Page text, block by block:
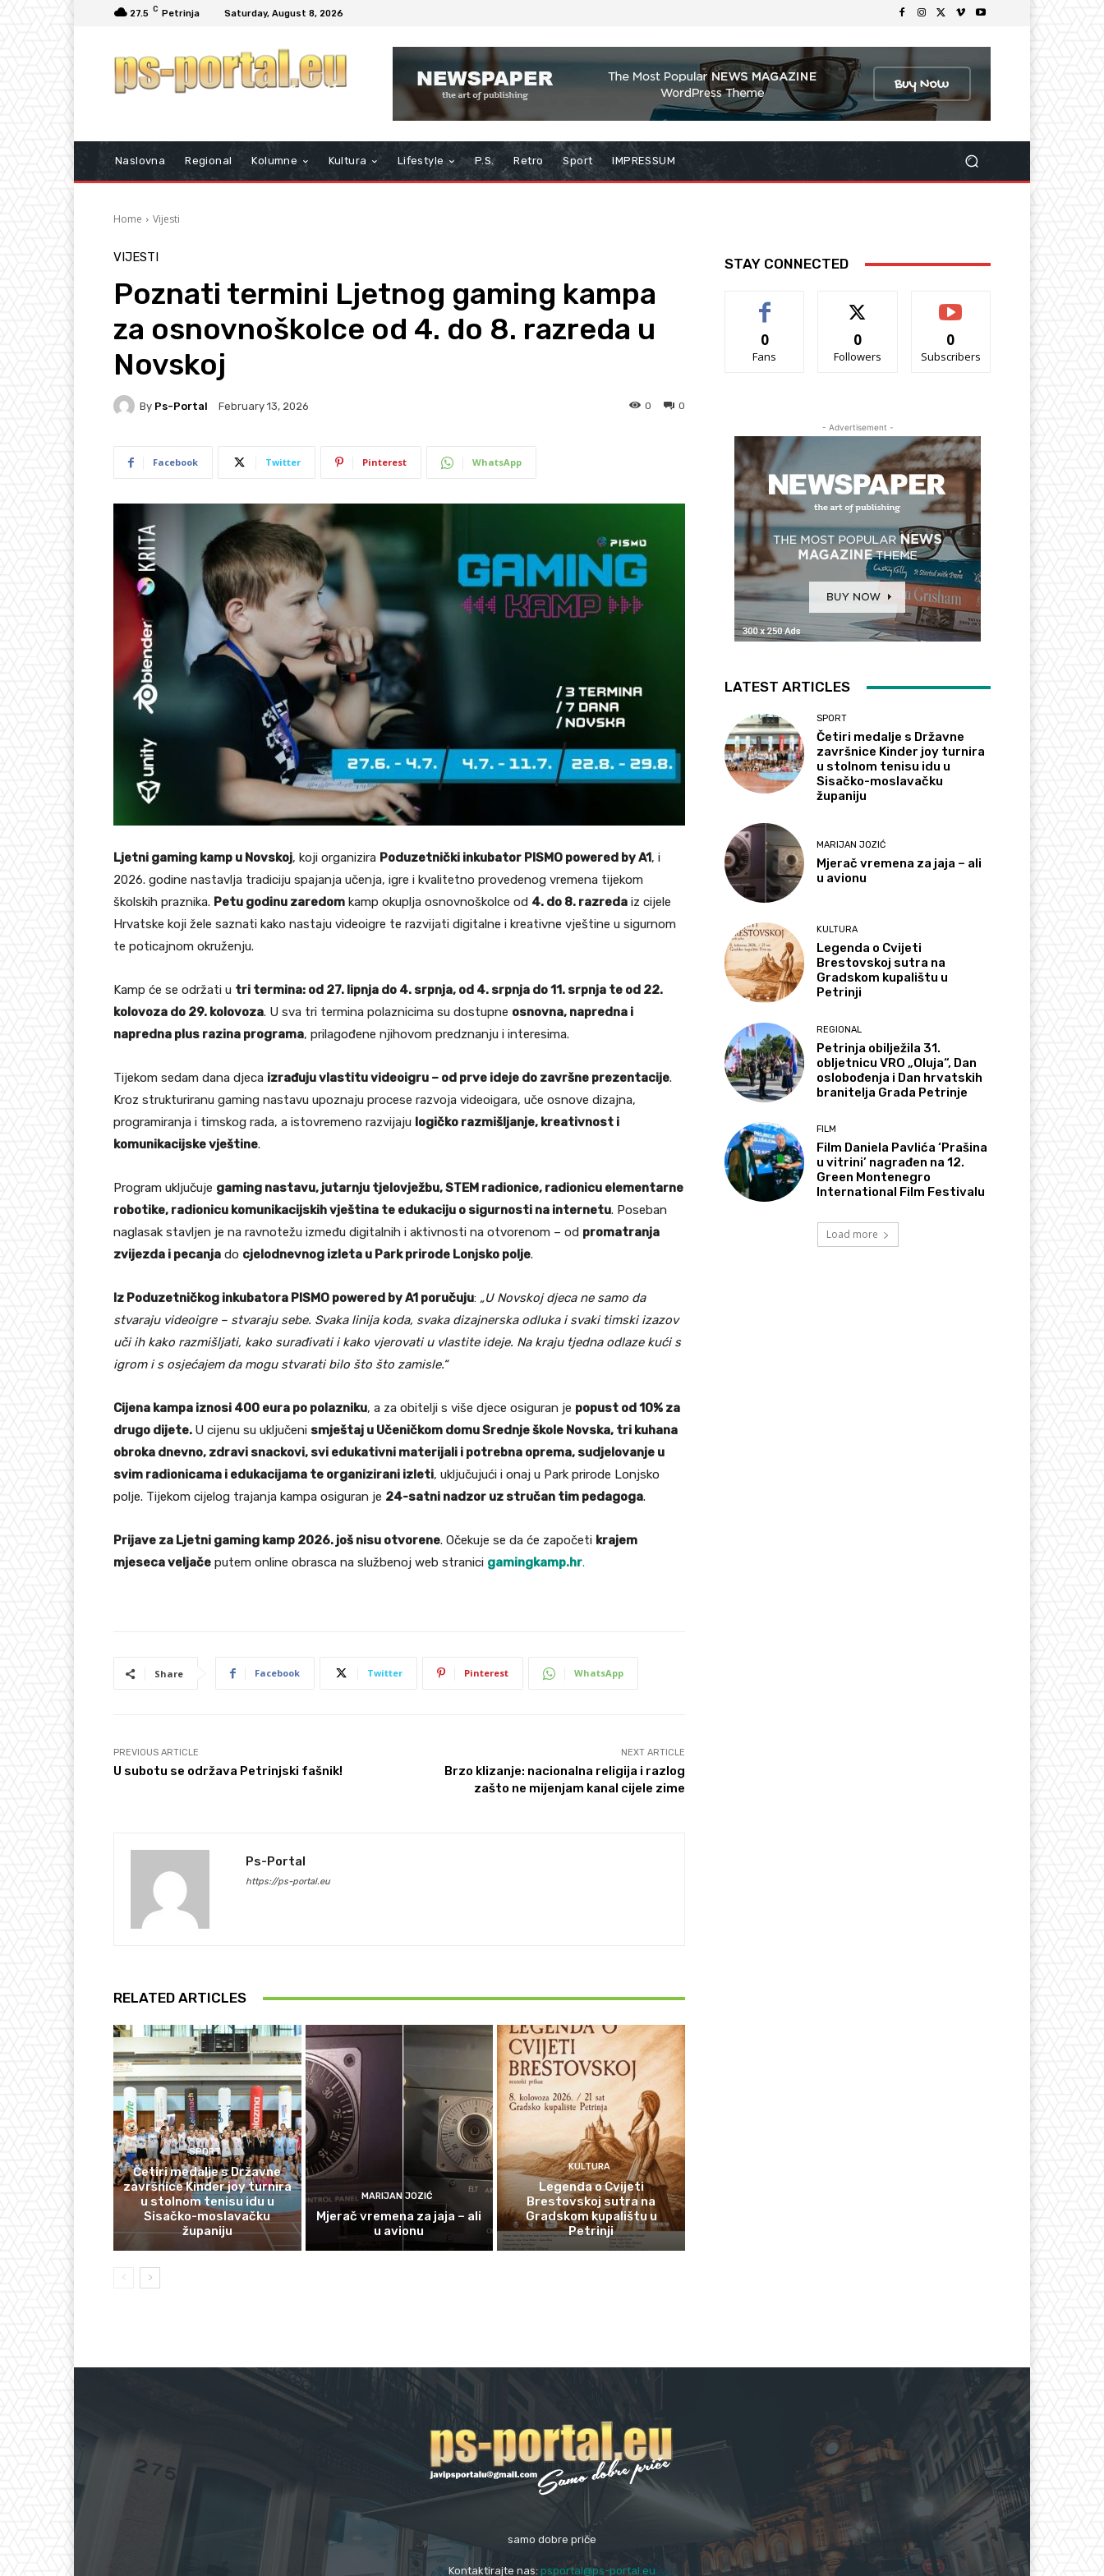
27.5 C Petrinja Saturday, August 8, 2026
Naslovna Regional Kolumne Kultura Lifestyle P.S. Retro Sport IMPRESSUM
Home Vijesti
VIJESTI
Poznati termini Ljetnog gaming kampa
za osnovnoškolce od 4. do 8. razreda u
Novskoj
By Ps-Portal February 13, 2026 0
0
Facebook Twitter Pinterest WhatsApp
Ljetni gaming kamp u Novskoj, koji organizira Poduzetnički inkubator PISMO powered by A1, i
2026. godine nastavlja tradiciju spajanja učenja, igre i kvalitetno provedenog vremena tijekom
školskih praznika. Petu godinu zaredom kamp okuplja osnovnoškolce od 4. do 8. razreda iz cijele
Hrvatske koji žele saznati kako nastaju videoigre te razvijati digitalne i kreativne vještine u sigurnom
te poticajnom okruženju.
Kamp će se održati u tri termina: od 27. lipnja do 4. srpnja, od 4. srpnja do 11. srpnja te od 22.
kolovoza do 29. kolovoza. U sva tri termina polaznicima su dostupne osnovna, napredna i
napredna plus razina programa, prilagođene njihovom predznanju i interesima.
Tijekom sedam dana djeca izrađuju vlastitu videoigru – od prve ideje do završne prezentacije.
Kroz strukturiranu gaming nastavu upoznaju procese razvoja videoigara, uče osnove dizajna,
programiranja i timskog rada, a istovremeno razvijaju logičko razmišljanje, kreativnost i
komunikacijske vještine.
Program uključuje gaming nastavu, jutarnju tjelovježbu, STEM radionice, radionicu elementarne
robotike, radionicu komunikacijskih vještina te edukaciju o sigurnosti na internetu. Poseban
naglasak stavljen je na ravnotežu između digitalnih i aktivnosti na otvorenom – od promatranja
zvijezda i pecanja do cjelodnevnog izleta u Park prirode Lonjsko polje.
Iz Poduzetničkog inkubatora PISMO powered by A1 poručuju: „U Novskoj djeca ne samo da
stvaraju videoigre – stvaraju sebe. Svaka linija koda, svaka dizajnerska odluka i svaki timski izazov
uči ih kako razmišljati, kako surađivati i kako vjerovati u vlastite ideje. Na kraju tjedna odlaze kući s
igrom i s osjećajem da mogu stvarati bilo što što zamisle.“
Cijena kampa iznosi 400 eura po polazniku, a za obitelji s više djece osiguran je popust od 10% za
drugo dijete. U cijenu su uključeni smještaj u Učeničkom domu Srednje škole Novska, tri kuhana
obroka dnevno, zdravi snackovi, svi edukativni materijali i potrebna oprema, sudjelovanje u
svim radionicama i edukacijama te organizirani izleti, uključujući i onaj u Park prirode Lonjsko
polje. Tijekom cijelog trajanja kampa osiguran je 24-satni nadzor uz stručan tim pedagoga.
Prijave za Ljetni gaming kamp 2026. još nisu otvorene. Očekuje se da će započeti krajem
mjeseca veljače putem online obrasca na službenoj web stranici gamingkamp.hr.
Share Facebook Twitter Pinterest WhatsApp
PREVIOUS ARTICLE
U subotu se održava Petrinjski fašnik!
NEXT ARTICLE
Brzo klizanje: nacionalna religija i razlog
zašto ne mijenjam kanal cijele zime
Ps-Portal
https://ps-portal.eu
RELATED ARTICLES
SPORT
Četiri medalje s Državne
završnice Kinder joy turnira
u stolnom tenisu idu u
Sisačko-moslavačku
županiju
MARIJAN JOZIĆ
Mjerač vremena za jaja – ali
u avionu
KULTURA
Legenda o Cvijeti
Brestovskoj sutra na
Gradskom kupalištu u
Petrinji
STAY CONNECTED
0
Fans
0
Followers
0
Subscribers
- Advertisement -
LATEST ARTICLES
SPORT
Četiri medalje s Državne
završnice Kinder joy turnira
u stolnom tenisu idu u
Sisačko-moslavačku
županiju
MARIJAN JOZIĆ
Mjerač vremena za jaja – ali
u avionu
KULTURA
Legenda o Cvijeti
Brestovskoj sutra na
Gradskom kupalištu u
Petrinji
REGIONAL
Petrinja obilježila 31.
obljetnicu VRO „Oluja“, Dan
oslobođenja i Dan hrvatskih
branitelja Grada Petrinje
FILM
Film Daniela Pavlića ‘Prašina
u vitrini’ nagrađen na 12.
Green Montenegro
International Film Festivalu
Load more
samo dobre priče
Kontaktirajte nas:psportal@ps-portal.eu